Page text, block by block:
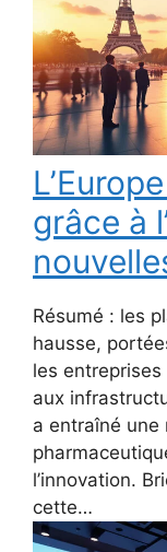
grâce à
Résumé : les
hausse,
les
aux
a entraîné
l’innovation.
cette…